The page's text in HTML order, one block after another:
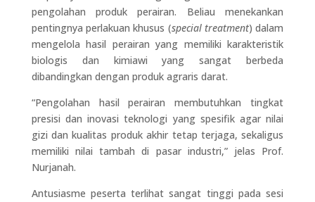
pengolahan produk perairan. Beliau menekankan
pentingnya perlakuan khusus (special treatment) dalam
mengelola hasil perairan yang memiliki karakteristik
biologis dan kimiawi yang sangat berbeda
dibandingkan dengan produk agraris darat.
“Pengolahan hasil perairan membutuhkan tingkat
presisi dan inovasi teknologi yang spesifik agar nilai
gizi dan kualitas produk akhir tetap terjaga, sekaligus
memiliki nilai tambah di pasar industri,” jelas Prof.
Nurjanah.
Antusiasme peserta terlihat sangat tinggi pada sesi